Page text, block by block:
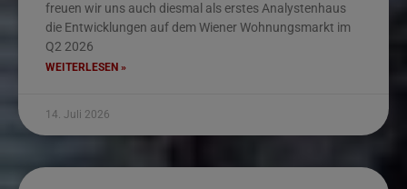
freuen wir uns auch diesmal als erstes Analystenhaus
die Entwicklungen auf dem Wiener Wohnungsmarkt im
Q2 2026
WEITERLESEN »
14. Juli 2026